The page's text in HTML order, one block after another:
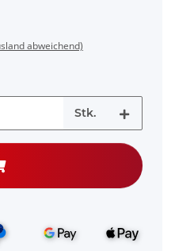
abweichend)
Stk.